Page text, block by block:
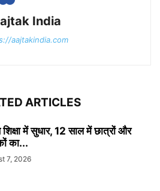
India
aajtakindia.com
ARTICLES
में सुधार, 12 साल में छात्रों और
का...
7, 2026